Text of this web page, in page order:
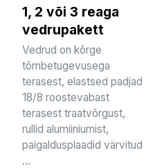
1, 2 või 3 reaga
vedrupakett
Vedrud on kõrge
tõmbetugevusega
terasest, elastsed padjad
18/8 roostevabast
terasest traatvõrgust,
rullid alumiiniumist,
paigaldusplaadid värvitud
...